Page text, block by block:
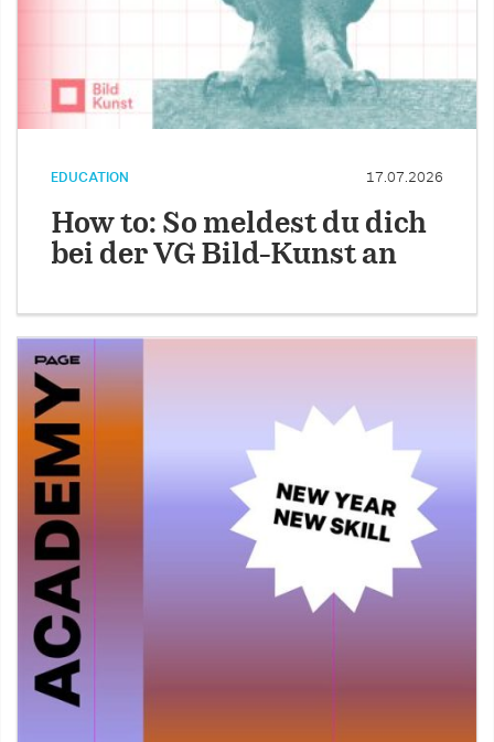
EDUCATION 17.07.2026
How to: So meldest du dich
bei der VG Bild-Kunst an